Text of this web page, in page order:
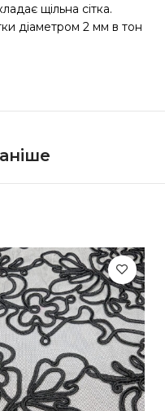
щільна сітка.
діаметром 2 мм в тон